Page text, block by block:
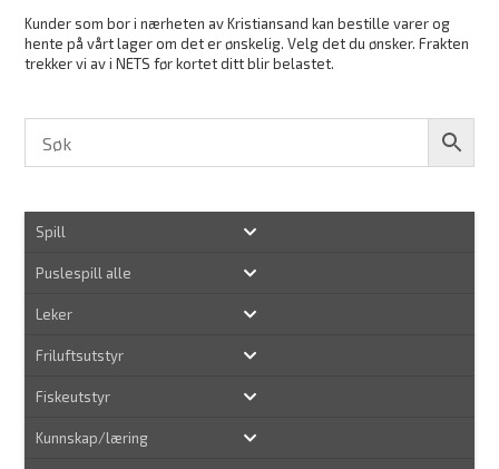
Kunder som bor i nærheten av Kristiansand kan bestille varer og
hente på vårt lager om det er ønskelig. Velg det du ønsker. Frakten
trekker vi av i NETS før kortet ditt blir belastet.
Spill
Puslespill alle
Leker
Friluftsutstyr
Fiskeutstyr
Kunnskap/læring